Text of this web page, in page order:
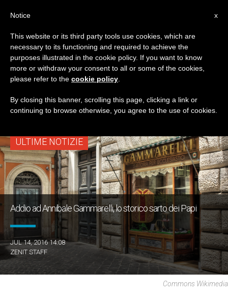
TAG
Posts Tagged
‘gammarelli’
ULTIME NOTIZIE
Addio ad Annibale Gammarelli, lo storico sarto dei Papi
JUL 14, 2016 14:08
ZENIT STAFF
Commons Wikimedia
x
Notice
This website or its third party tools use cookies, which are
necessary to its functioning and required to achieve the
purposes illustrated in the cookie policy. If you want to know
more or withdraw your consent to all or some of the cookies,
please refer to the cookie policy
By closing this banner, scrolling this page, clicking a link or
continuing to browse otherwise, you agree to the use of cookies.